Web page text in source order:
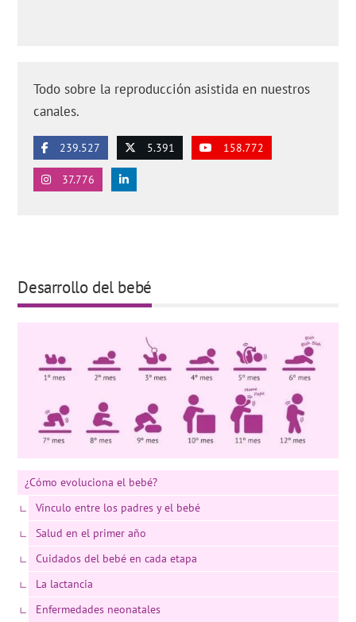
Todo sobre la reproducción asistida en nuestros
canales.
239.527 5.391 158.772
37.776
Desarrollo del bebé
¿Cómo evoluciona el bebé?
Vínculo entre los padres y el bebé
Salud en el primer año
Cuidados del bebé en cada etapa
La lactancia
Enfermedades neonatales